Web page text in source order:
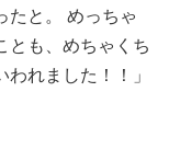
たと。 めっちゃ
とも、めちゃくち
れました！！」